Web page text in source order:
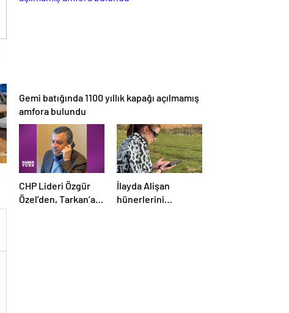
Gemi batığında 1100 yıllık kapağı açılmamış
amfora bulundu
CHP Lideri Özgür
Özel’den, Tarkan’a
İlayda Alişan
hünerlerini